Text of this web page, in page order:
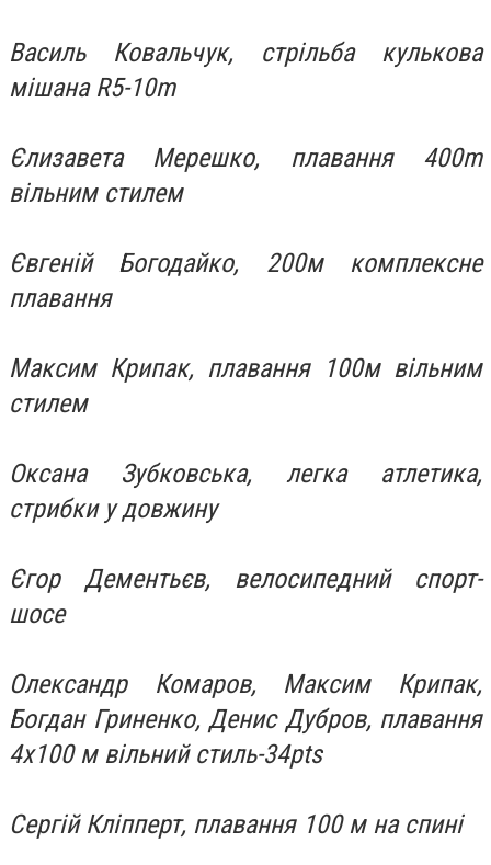
Василь Ковальчук, стрільба кулькова
мішана R5-10m
Єлизавета Мерешко, плавання 400m
вільним стилем
Євгеній Богодайко, 200м комплексне
плавання
Максим Крипак, плавання 100м вільним
стилем
Оксана Зубковська, легка атлетика,
стрибки у довжину
Єгор Дементьєв, велосипедний спорт-
шосе
Олександр Комаров, Максим Крипак,
Богдан Гриненко, Денис Дубров, плавання
4х100 м вільний стиль-34pts
Сергій Кліпперт, плавання 100 м на спині